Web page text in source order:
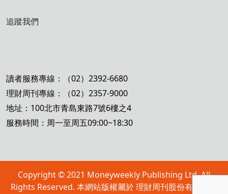
追蹤我們
讀者服務專線：（02）2392-6680
理財周刊專線：（02）2357-9000
地址：100北市青島東路7號6樓之4
服務時間：周一至周五09:00~18:30
Copyright © 2021 Moneyweekly Publishing Ltd. All
Rights Reserved. 本網站版權屬於 理財周刊股份有限公司